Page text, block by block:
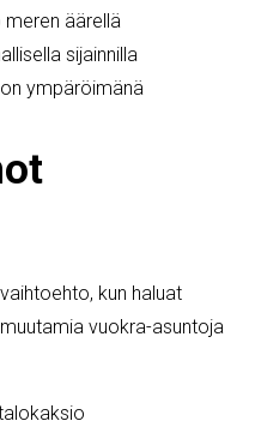
äärellä
sijainnilla
ympäröimänä
kun haluat
vuokra-asuntoja